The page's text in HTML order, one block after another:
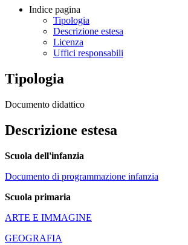
Indice pagina
Tipologia
Descrizione estesa
Licenza
Uffici responsabili
Tipologia
Documento didattico
Descrizione estesa
Scuola dell'infanzia
Documento di programmazione infanzia
Scuola primaria
ARTE E IMMAGINE
GEOGRAFIA